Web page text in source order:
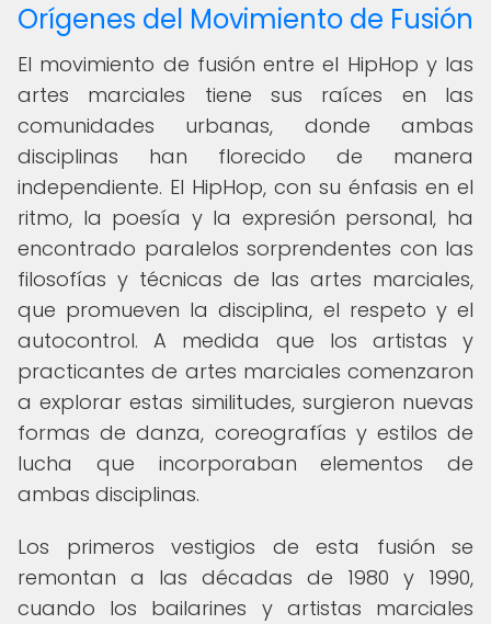
Orígenes del Movimiento de Fusión
El movimiento de fusión entre el HipHop y las
artes marciales tiene sus raíces en las
comunidades urbanas, donde ambas
disciplinas han florecido de manera
independiente. El HipHop, con su énfasis en el
ritmo, la poesía y la expresión personal, ha
encontrado paralelos sorprendentes con las
filosofías y técnicas de las artes marciales,
que promueven la disciplina, el respeto y el
autocontrol. A medida que los artistas y
practicantes de artes marciales comenzaron
a explorar estas similitudes, surgieron nuevas
formas de danza, coreografías y estilos de
lucha que incorporaban elementos de
ambas disciplinas.
Los primeros vestigios de esta fusión se
remontan a las décadas de 1980 y 1990,
cuando los bailarines y artistas marciales